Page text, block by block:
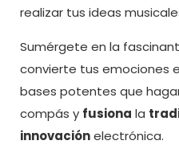
realizar tus ideas
Sumérgete en la
convierte tus emociones
bases potentes que
compás y fusiona la
innovaciónelectrónica.